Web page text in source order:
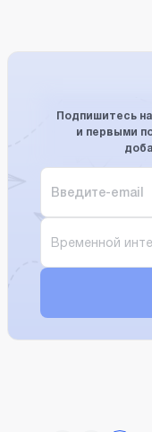
Подпишитесь
и первыми
Временной